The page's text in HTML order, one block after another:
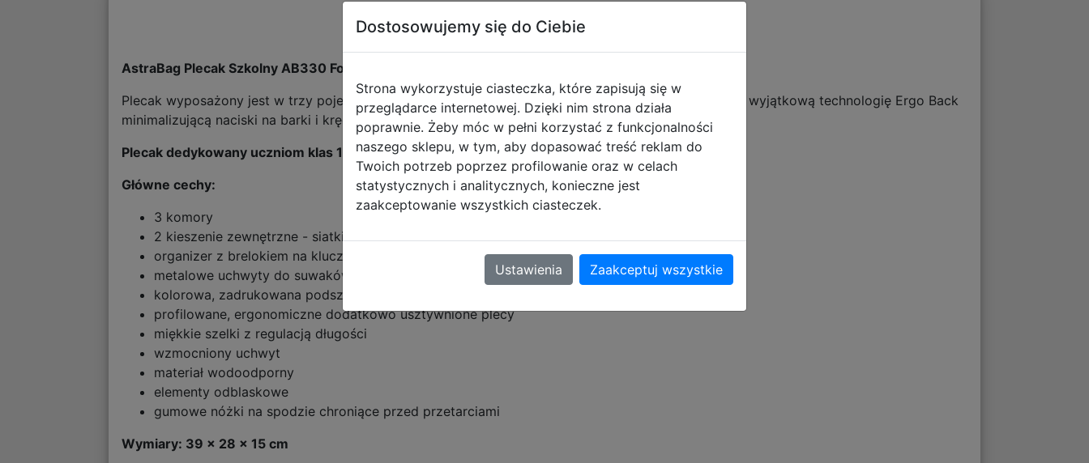
Opis produktu
AstraBag Plecak Szkolny AB330 Football 502026021
Plecak wyposażony jest w trzy pojemne komory pełne praktycznych schowków. Zastosowano w nim wyjątkową technologię Ergo Back
minimalizującą naciski na barki i kręgosłup oraz zapewniającą poczucie komfortu dziecka.
Plecak dedykowany uczniom klas 1-3 szkoły podstawowej.
Główne cechy:
3 komory
2 kieszenie zewnętrzne - siatki
organizer z brelokiem na klucze w przedniej komorze
metalowe uchwyty do suwaków
kolorowa, zadrukowana podszewka
profilowane, ergonomiczne dodatkowo usztywnione plecy
miękkie szelki z regulacją długości
wzmocniony uchwyt
materiał wodoodporny
elementy odblaskowe
gumowe nóżki na spodzie chroniące przed przetarciami
Wymiary: 39 x 28 x 15 cm
Dostosowujemy się do Ciebie
Strona wykorzystuje ciasteczka, które zapisują się w
przeglądarce internetowej. Dzięki nim strona działa
poprawnie. Żeby móc w pełni korzystać z funkcjonalności
naszego sklepu, w tym, aby dopasować treść reklam do
Twoich potrzeb poprzez profilowanie oraz w celach
statystycznych i analitycznych, konieczne jest
zaakceptowanie wszystkich ciasteczek.
Ustawienia Zaakceptuj wszystkie